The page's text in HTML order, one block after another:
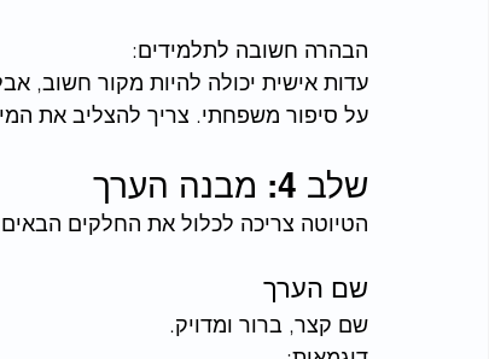
הבהרה חשובה לתלמידים:
עדות אישית יכולה להיות מקור חשוב,
על סיפור משפחתי. צריך להצליב את
שלב 4: מבנה הערך
הטיוטה צריכה לכלול את החלקים
שם הערך
שם קצר, ברור ומדויק.